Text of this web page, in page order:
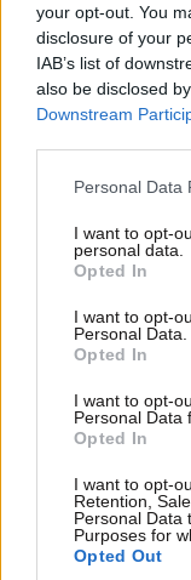
your opt-out. You
disclosure of your
IAB’s list of
also be disclosed
Downstream
Please note that
not limited to your
grant or deny
use your data for
consent section.
Personal Data
I want to opt-
personal data.
Opted In
I want to opt-
Personal Data.
Opted In
I want to opt-
Personal Data
Opted In
I want to opt-
Retention,
Personal Data
Purposes for
Opted Out